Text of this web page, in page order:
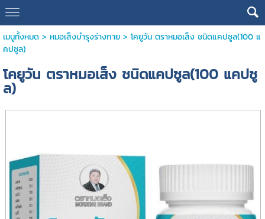
เมนูทั้งหมด> หมอเส็งบำรุงร่างกาย> โคยูวัน ตราหมอเส็ง ชนิดแคปซูล(100 แ
คปซูล)
โคยูวัน ตราหมอเส็ง ชนิดแคปซูล(100 แคปซู
ล)